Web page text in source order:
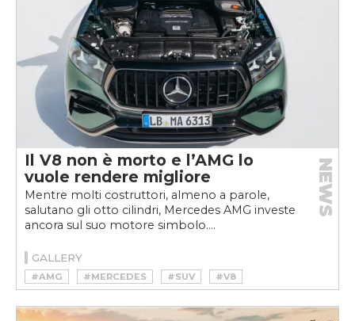
Il V8 non è morto e l’AMG lo
vuole rendere migliore
Mentre molti costruttori, almeno a parole,
salutano gli otto cilindri, Mercedes AMG investe
ancora sul suo motore simbolo....
NEWS
GALLERY
#AMG #MERCEDES #SUV #V8